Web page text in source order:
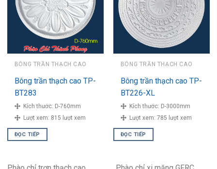
BÔNG TRẦN THẠCH CAO
Bông trần thạch cao TP-
BT283
Kích thước: D-760mm
Lượt xem: 815 lượt xem
ĐỌC TIẾP
BÔNG TRẦN THẠCH CAO
Bông trần thạch cao TP-
BT226-XL
Kích thước: D-3000mm
Lượt xem: 785 lượt xem
ĐỌC TIẾP